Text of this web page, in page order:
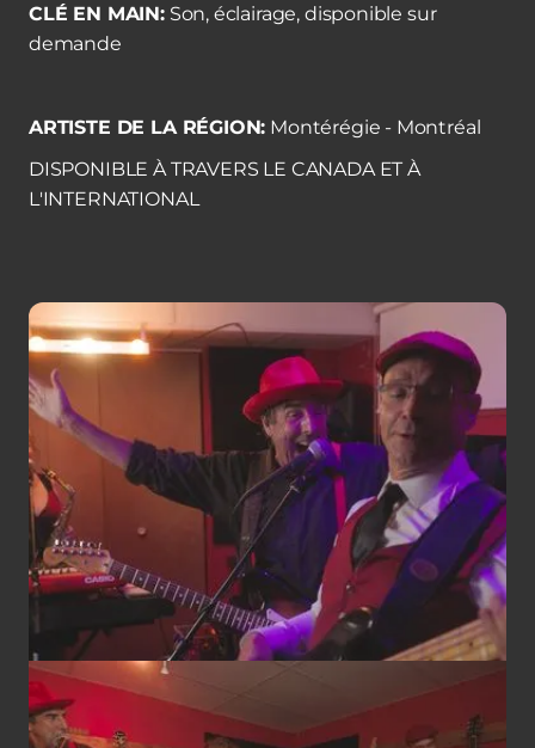
CLÉ EN MAIN:Son, éclairage, disponible sur
demande
ARTISTE DE LA RÉGION: Montérégie - Montréal
DISPONIBLE À TRAVERS LE CANADA ET À
L'INTERNATIONAL